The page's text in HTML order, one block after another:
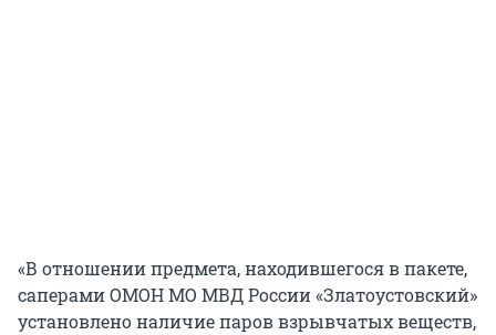
«В отношении предмета, находившегося в пакете,
саперами ОМОН МО МВД России «Златоустовский»
установлено наличие паров взрывчатых веществ,